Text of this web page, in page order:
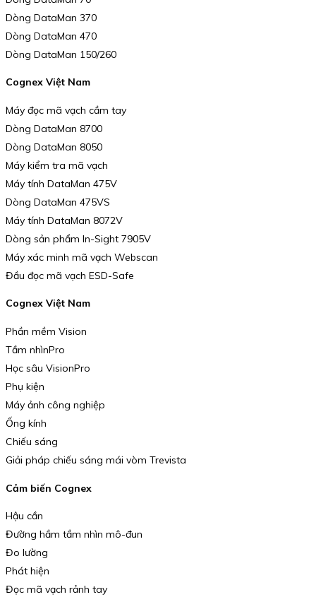
Dòng DataMan 370
Dòng DataMan 470
Dòng DataMan 150/260
Cognex Việt Nam
Máy đọc mã vạch cầm tay
Dòng DataMan 8700
Dòng DataMan 8050
Máy kiểm tra mã vạch
Máy tính DataMan 475V
Dòng DataMan 475VS
Máy tính DataMan 8072V
Dòng sản phẩm In-Sight 7905V
Máy xác minh mã vạch Webscan
Đầu đọc mã vạch ESD-Safe
Cognex Việt Nam
Phần mềm Vision
Tầm nhìnPro
Học sâu VisionPro
Phụ kiện
Máy ảnh công nghiệp
Ống kính
Chiếu sáng
Giải pháp chiếu sáng mái vòm Trevista
Cảm biến Cognex
Hậu cần
Đường hầm tầm nhìn mô-đun
Đo lường
Phát hiện
Đọc mã vạch rảnh tay